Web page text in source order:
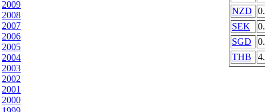
2009
2008
2007
2006
2005
2004
2003
2002
2001
2000
NZD
SEK
SGD
THB